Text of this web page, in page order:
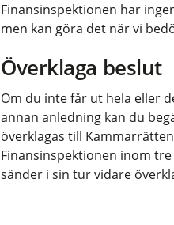
Finansinspektionen har
men kan göra det när vi
Överklaga beslut
Om du inte får ut hela eller
annan anledning kan du
överklagas till
Finansinspektionen inom
sänder i sin tur vidare